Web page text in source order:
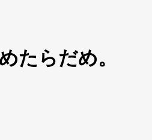
たらだめ。